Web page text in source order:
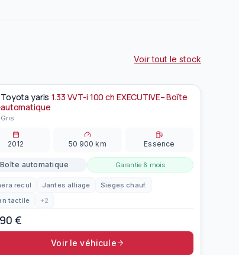
Voir tout le stock
une EN PRÉPARATION
Toyota yaris 1.33 VVT-i 100 ch EXECUTIVE– Boîte
automatique
Gris
2012 50 900 km Essence
Boîte automatique Garantie 6 mois
recul Jantes alliage
Sièges chauf.
tactile
+2
€
Voir le véhicule